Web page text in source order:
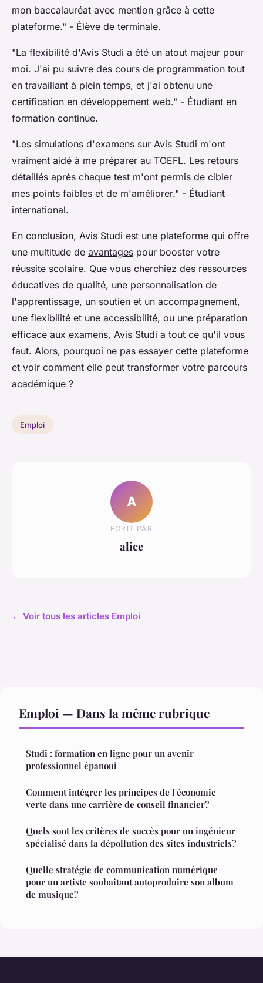
mon baccalauréat avec mention grâce à cette
plateforme." - Élève de terminale.
"La flexibilité d'Avis Studi a été un atout majeur pour
moi. J'ai pu suivre des cours de programmation tout
en travaillant à plein temps, et j'ai obtenu une
certification en développement web." - Étudiant en
formation continue.
"Les simulations d'examens sur Avis Studi m'ont
vraiment aidé à me préparer au TOEFL. Les retours
détaillés après chaque test m'ont permis de cibler
mes points faibles et de m'améliorer." - Étudiant
international.
En conclusion, Avis Studi est une plateforme qui offre
une multitude de avantages pour booster votre
réussite scolaire. Que vous cherchiez des ressources
éducatives de qualité, une personnalisation de
l'apprentissage, un soutien et un accompagnement,
une flexibilité et une accessibilité, ou une préparation
efficace aux examens, Avis Studi a tout ce qu'il vous
faut. Alors, pourquoi ne pas essayer cette plateforme
et voir comment elle peut transformer votre parcours
académique ?
Emploi
A
ECRIT PAR
alice
← Voir tous les articles Emploi
Emploi — Dans la même rubrique
Studi : formation en ligne pour un avenir
professionnel épanoui
Comment intégrer les principes de l'économie
verte dans une carrière de conseil financier?
Quels sont les critères de succès pour un ingénieur
spécialisé dans la dépollution des sites industriels?
Quelle stratégie de communication numérique
pour un artiste souhaitant autoproduire son album
de musique?